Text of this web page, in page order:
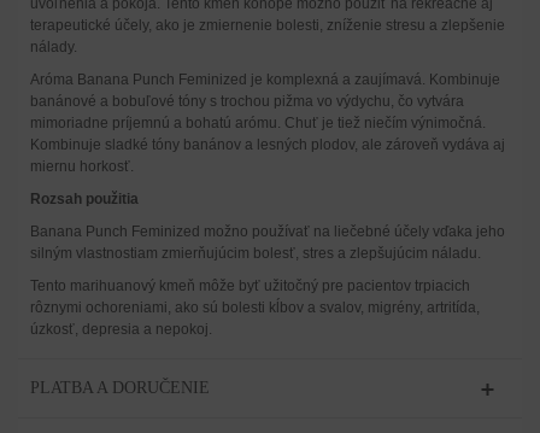
uvoľnenia a pokoja. Tento kmeň konope možno použiť na rekreačné aj
terapeutické účely, ako je zmiernenie bolesti, zníženie stresu a zlepšenie
nálady.
Aróma Banana Punch Feminized je komplexná a zaujímavá. Kombinuje
banánové a bobuľové tóny s trochou pižma vo výdychu, čo vytvára
mimoriadne príjemnú a bohatú arómu. Chuť je tiež niečím výnimočná.
Kombinuje sladké tóny banánov a lesných plodov, ale zároveň vydáva aj
miernu horkosť.
Rozsah použitia
Banana Punch Feminized možno používať na liečebné účely vďaka jeho
silným vlastnostiam zmierňujúcim bolesť, stres a zlepšujúcim náladu.
Tento marihuanový kmeň môže byť užitočný pre pacientov trpiacich
rôznymi ochoreniami, ako sú bolesti kĺbov a svalov, migrény, artritída,
úzkosť, depresia a nepokoj.
PLATBA A DORUČENIE